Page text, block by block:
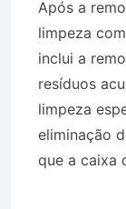
Após a
limpeza
inclui a
resíduos
limpeza
eliminação
que a caixa